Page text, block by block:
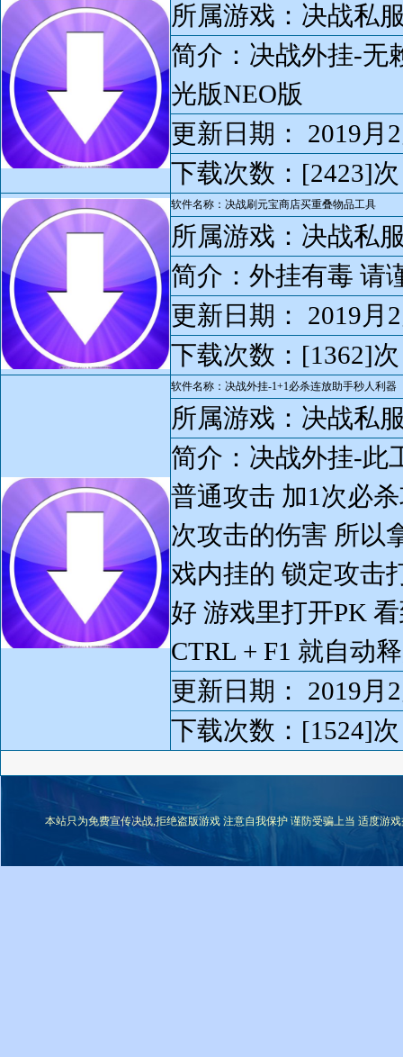
所属游戏：决战私
简介：决战外挂-无
光版NEO版
更新日期： 2019月
下载次数：[2423]次
软件名称：决战刷元宝商店买重叠物品工具
所属游戏：决战私
简介：外挂有毒 请
更新日期： 2019月
下载次数：[1362]次
软件名称：决战外挂-1+1必杀连放助手秒人利器
所属游戏：决战私
简介：决战外挂-此
普通攻击 加1次必
次攻击的伤害 所以
戏内挂的 锁定攻击
好 游戏里打开PK
CTRL + F1 就自动
更新日期： 2019月
下载次数：[1524]次
本站只为免费宣传决战,拒绝盗版游戏 注意自我保护 谨防受骗上当 适度游